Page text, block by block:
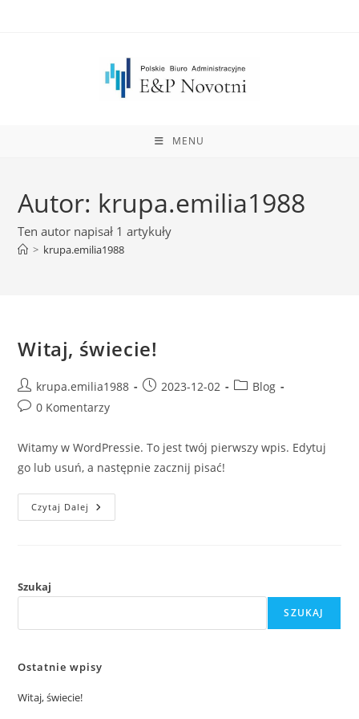
MENU
Autor: krupa.emilia1988
Ten autor napisał 1 artykuły
> krupa.emilia1988
Witaj, świecie!
Post
author:
krupa.emilia1988
Post2023-12-02
PostBlog
Post0 Komentarzy
Witamy w WordPressie. To jest twój pierwszy wpis. Edytuj
go lub usuń, a następnie zacznij pisać!
Czytaj Dalej Witaj,
Świecie!
Szukaj
SZUKAJ
Ostatnie wpisy
Witaj, świecie!